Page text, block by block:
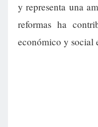
y representa una
reformas ha
económico y social